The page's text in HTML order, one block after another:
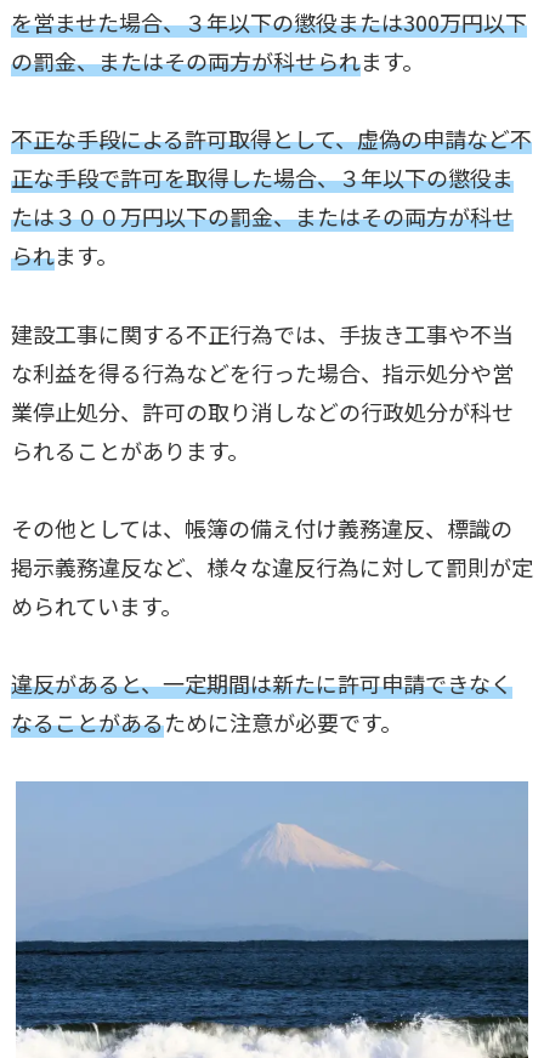
を営ませた場合、３年以下の懲役または300万円以下
の罰金、またはその両方が科せられます。
不正な手段による許可取得として、虚偽の申請など不
正な手段で許可を取得した場合、３年以下の懲役ま
たは３００万円以下の罰金、またはその両方が科せ
られます。
建設工事に関する不正行為では、手抜き工事や不当
な利益を得る行為などを行った場合、指示処分や営
業停止処分、許可の取り消しなどの行政処分が科せ
られることがあります。
その他としては、帳簿の備え付け義務違反、標識の
掲示義務違反など、様々な違反行為に対して罰則が定
められています。
違反があると、一定期間は新たに許可申請できなく
なることがあるために注意が必要です。